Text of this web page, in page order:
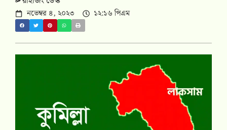
নভেম্বর ৪, ২০২৩ ১২:১৬ পিএম